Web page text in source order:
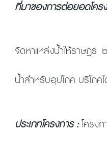
ที่มาของการต่อยอดโคร
จัดหาแหล่งน้ำให้ราษฎ
น้ำสำหรับอุปโภค บริโภค
ประเภทโครงการ :โครง